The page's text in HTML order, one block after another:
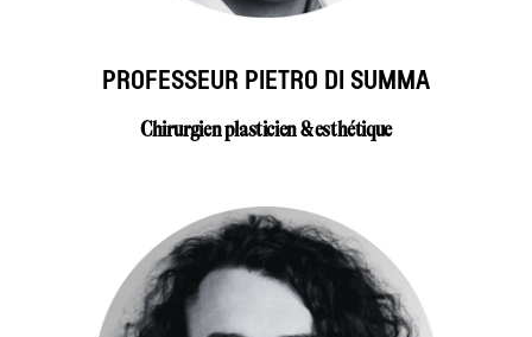
PROFESSEUR PIETRO DI SUMMA
Chirurgien plasticien & esthétique